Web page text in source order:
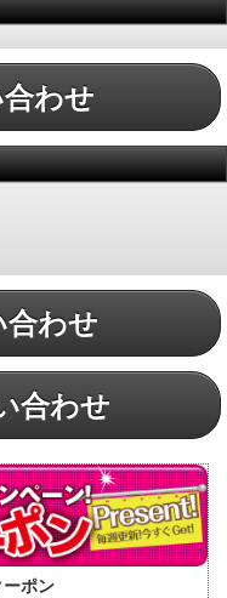
わせ
合わせ
合わせ
ポン